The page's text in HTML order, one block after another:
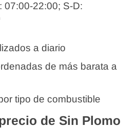
07:00-22:00; S-D:
a diario
de más barata a
tipo de combustible
de Sin Plomo